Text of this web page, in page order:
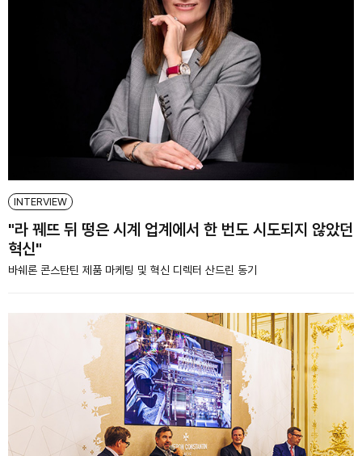
INTERVIEW
"라 꿰뜨 뒤 떵은 시계 업계에서 한 번도 시도되지 않았던
혁신"
바쉐론 콘스탄틴 제품 마케팅 및 혁신 디렉터 산드린 동기